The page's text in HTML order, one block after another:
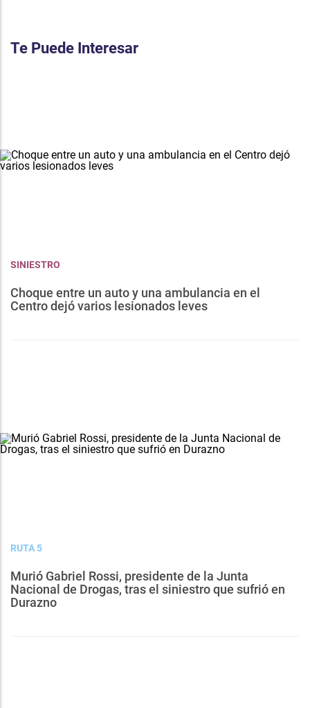
Te Puede Interesar
SINIESTRO
Choque entre un auto y una ambulancia en el
Centro dejó varios lesionados leves
RUTA 5
Murió Gabriel Rossi, presidente de la Junta
Nacional de Drogas, tras el siniestro que sufrió en
Durazno